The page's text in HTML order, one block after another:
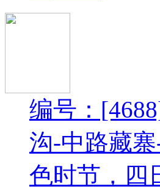
编号：
沟-中路藏
色时节，四